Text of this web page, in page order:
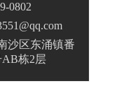
0802
沙区东涌镇番
AB栋2层